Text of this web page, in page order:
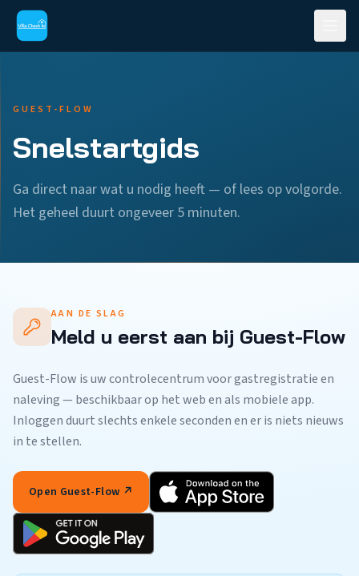
GUEST-FLOW
Snelstartgids
Ga direct naar wat u nodig heeft — of lees op volgorde.
Het geheel duurt ongeveer 5 minuten.
AAN DE SLAG
Meld u eerst aan bij Guest-Flow
Guest-Flow is uw controlecentrum voor gastregistratie en
naleving — beschikbaar op het web en als mobiele app.
Inloggen duurt slechts enkele seconden en er is niets nieuws
in te stellen.
Open Guest-Flow ↗